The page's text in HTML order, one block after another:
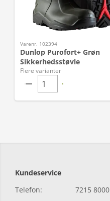
Varenr. 102394
Dunlop Purofort+ Grøn
Sikkerhedsstøvle
Flere varianter
Kundeservice
Telefon:
7215 8000